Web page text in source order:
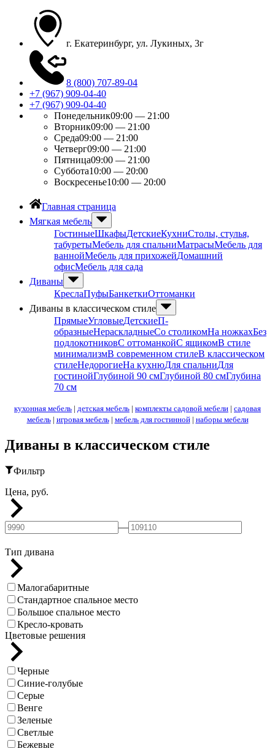
г. Екатеринбург, ул. Лукиных, 3г
8 (800) 707-89-04
+7 (967) 909-04-40
+7 (967) 909-04-40
Понедельник09:00 — 21:00
Вторник09:00 — 21:00
Среда09:00 — 21:00
Четверг09:00 — 21:00
Пятница09:00 — 21:00
Суббота10:00 — 20:00
Воскресенье10:00 — 20:00
Главная страница
Мягкая мебель
ГостиныеШкафыДетскиеКухниСтолы, стулья,
табуретыМебель для спальниМатрасыМебель для
ваннойМебель для прихожейДомашний
офисМебель для сада
Диваны
КреслаПуфыБанкеткиОттоманки
Диваны в классическом стиле
ПрямыеУгловыеДетскиеП-
образныеНераскладныеСо столикомНа ножкахБез
подлокотниковС оттоманкойС ящикомВ стиле
минимализмВ современном стилеВ классическом
стилеНедорогиеНа кухнюДля спальниДля
гостинойГлубиной 90 смГлубиной 80 смГлубина
70 см
кухонная мебель | детская мебель | комплекты садовой мебели | садовая
мебель| игровая мебель| мебель для гостинной| наборы мебели
Диваны в классическом стиле
Фильтр
Цена, руб.
—
Тип дивана
Малогабаритные
Стандартное спальное место
Большое спальное место
Кресло-кровать
Цветовые решения
Черные
Синие-голубые
Серые
Венге
Зеленые
Светлые
Бежевые